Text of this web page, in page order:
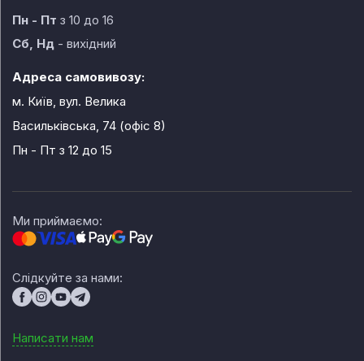
Пн - Пт з 10 до 16
Сб, Нд - вихідний
Адреса самовивозу:
м. Київ, вул. Велика
Васильківська, 74 (офіс 8)
Пн - Пт з 12 до 15
Ми приймаємо:
Слідкуйте за нами:
Написати нам